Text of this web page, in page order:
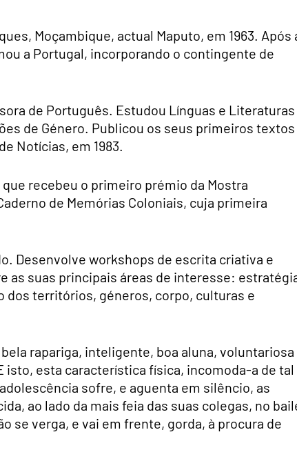
Moçambique, actual Maputo, em 1963. Após
a Portugal, incorporando o contingente de
de Português. Estudou Línguas e Literaturas
de Género. Publicou os seus primeiros textos
Notícias, em 1983.
que recebeu o primeiro prémio da Mostra
de Memórias Coloniais, cuja primeira
Desenvolve workshops de escrita criativa e
as suas principais áreas de interesse:
territórios, géneros, corpo, culturas e
rapariga, inteligente, boa aluna, voluntariosa
isto, esta característica física, incomoda-a de tal
sofre, e aguenta em silêncio, as
ao lado da mais feia das suas colegas, no
se verga, e vai em frente, gorda, à procura de